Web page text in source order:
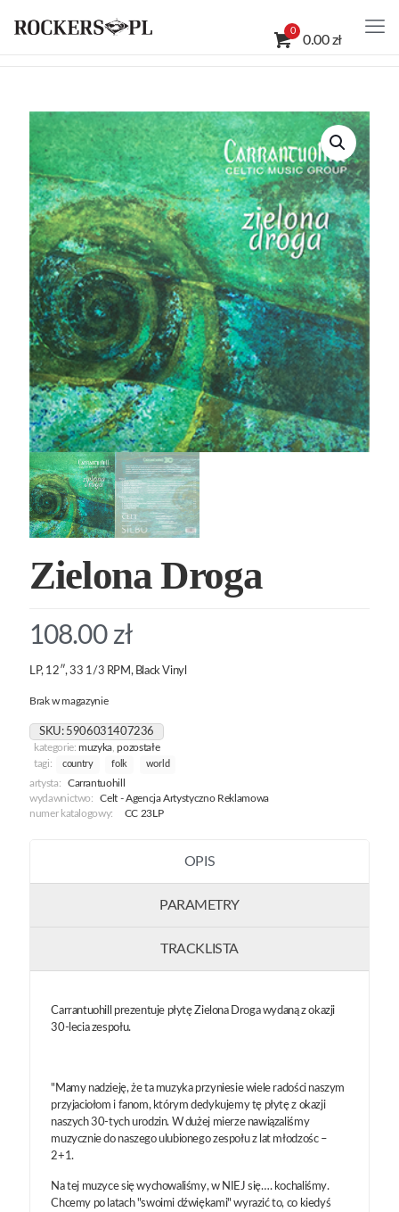
0
0.00 zł
Zielona Droga
108.00 zł
LP, 12″, 33 1/3 RPM, Black Vinyl
Brak w magazynie
SKU: 5906031407236
kategorie:muzyka ,pozostałe
tagi:
country folk world
artysta:
Carrantuohill
wydawnictwo:
Celt - Agencja Artystyczno Reklamowa
numer katalogowy:
CC 23LP
OPIS
PARAMETRY
TRACKLISTA
Carrantuohill prezentuje płytę Zielona Droga wydaną z okazji
30-lecia zespołu.
"Mamy nadzieję, że ta muzyka przyniesie wiele radości naszym
przyjaciołom i fanom, którym dedykujemy tę płytę z okazji
naszych 30-tych urodzin. W dużej mierze nawiązaliśmy
muzycznie do naszego ulubionego zespołu z lat młodzośc –
2+1.
Na tej muzyce się wychowaliśmy, w NIEJ się…. kochaliśmy.
Chcemy po latach "swoimi dźwiękami" wyrazić to, co kiedyś